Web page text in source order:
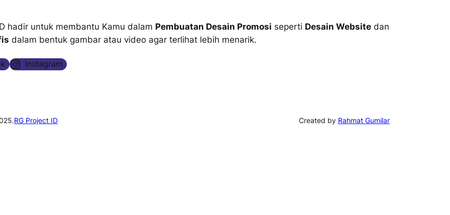
hadir untuk membantu Kamu dalam Pembuatan Desain Promosi seperti Desain Website dan
dalam bentuk gambar atau video agar terlihat lebih menarik.
Instagram
RG Project ID Created by Rahmat Gumilar